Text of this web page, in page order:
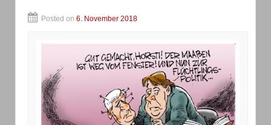
Posted on 6. November 2018